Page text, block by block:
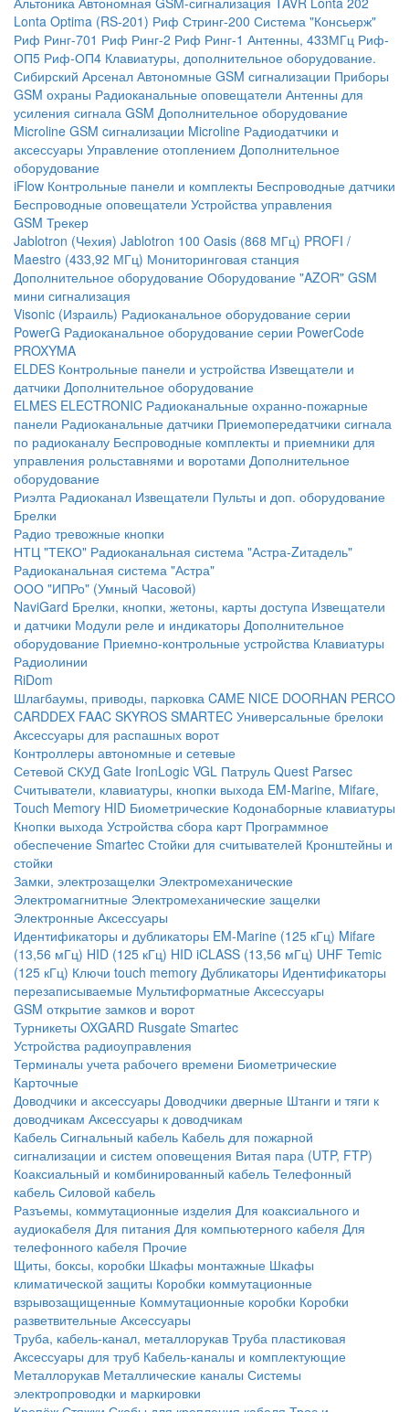
Lonta Optima (RS-201) Риф Стринг-200 Система "Консьерж"
Риф Ринг-701 Риф Ринг-2 Риф Ринг-1 Антенны, 433МГц Риф-
ОП5 Риф-ОП4 Клавиатуры, дополнительное оборудование.
Сибирский Арсенал Автономные GSM сигнализации Приборы
GSM охраны Радиоканальные оповещатели Антенны для
усиления сигнала GSM Дополнительное оборудование
Microline GSM cигнализации Microline Радиодатчики и
аксессуары Управление отоплением Дополнительное
оборудование
iFlow Контрольные панели и комплекты Беспроводные датчики
Беспроводные оповещатели Устройства управления
GSM Трекер
Jablotron (Чехия) Jablotron 100 Oasis (868 МГц) PROFI /
Maestro (433,92 МГц) Мониторинговая станция
Дополнительное оборудование Оборудование "AZOR" GSM
мини сигнализация
Visonic (Израиль) Радиоканальное оборудование серии
PowerG Радиоканальное оборудование серии PowerCode
PROXYMA
ELDES Контрольные панели и устройства Извещатели и
датчики Дополнительное оборудование
ELMES ELECTRONIC Радиоканальные охранно-пожарные
панели Радиоканальные датчики Приемопередатчики сигнала
по радиоканалу Беспроводные комплекты и приемники для
управления рольставнями и воротами Дополнительное
оборудование
Риэлта Радиоканал Извещатели Пульты и доп. оборудование
Брелки
Радио тревожные кнопки
НТЦ "ТЕКО" Радиоканальная система "Астра-Zитадель"
Радиоканальная система "Астра"
ООО "ИПРо" (Умный Часовой)
NaviGard Брелки, кнопки, жетоны, карты доступа Извещатели
и датчики Модули реле и индикаторы Дополнительное
оборудование Приемно-контрольные устройства Клавиатуры
Радиолинии
RiDom
Шлагбаумы, приводы, парковка CAME NICE DOORHAN PERCO
CARDDEX FAAC SKYROS SMARTEC Универсальные брелоки
Аксессуары для распашных ворот
Контроллеры автономные и сетевые
Сетевой СКУД Gate IronLogic VGL Патруль Quest Parsec
Считыватели, клавиатуры, кнопки выхода EM-Marine, Mifare,
Touch Memory HID Биометрические Кодонаборные клавиатуры
Кнопки выхода Устройства сбора карт Программное
обеспечение Smartec Стойки для считывателей Кронштейны и
стойки
Замки, электрозащелки Электромеханические
Электромагнитные Электромеханические защелки
Электронные Аксессуары
Идентификаторы и дубликаторы EM-Marine (125 кГц) Mifare
(13,56 мГц) HID (125 кГц) HID iCLASS (13,56 мГц) UHF Temic
(125 кГц) Ключи touch memory Дубликаторы Идентификаторы
перезаписываемые Мультиформатные Аксессуары
GSM открытие замков и ворот
Турникеты OXGARD Rusgate Smartec
Устройства радиоуправления
Терминалы учета рабочего времени Биометрические
Карточные
Доводчики и аксессуары Доводчики дверные Штанги и тяги к
доводчикам Аксессуары к доводчикам
Кабель Сигнальный кабель Кабель для пожарной
сигнализации и систем оповещения Витая пара (UTP, FTP)
Коаксиальный и комбинированный кабель Телефонный
кабель Силовой кабель
Разъемы, коммутационные изделия Для коаксиального и
аудиокабеля Для питания Для компьютерного кабеля Для
телефонного кабеля Прочие
Щиты, боксы, коробки Шкафы монтажные Шкафы
климатической защиты Коробки коммутационные
взрывозащищенные Коммутационные коробки Коробки
разветвительные Аксессуары
Труба, кабель-канал, металлорукав Труба пластиковая
Аксессуары для труб Кабель-каналы и комплектующие
Металлорукав Металлические каналы Системы
электропроводки и маркировки